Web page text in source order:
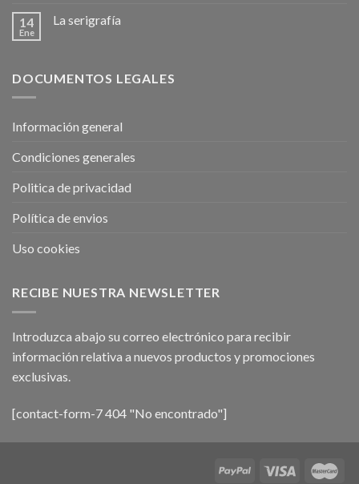
14
Ene
La serigrafía
DOCUMENTOS LEGALES
Información general
Condiciones generales
Politica de privacidad
Política de envios
Uso cookies
RECIBE NUESTRA NEWSLETTER
Introduzca abajo su correo electrónico para recibir
información relativa a nuevos productos y promociones
exclusivas.
[contact-form-7 404 "No encontrado"]